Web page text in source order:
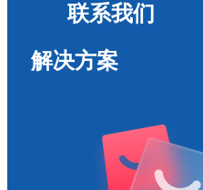
联系我们
解决方案